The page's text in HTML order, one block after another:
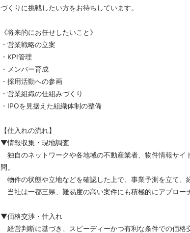
づくりに挑戦したい方をお待ちしています。
《将来的にお任せしたいこと》
・営業戦略の立案
・KPI管理
・メンバー育成
・採用活動への参画
・営業組織の仕組みづくり
・IPOを見据えた組織体制の整備
【仕入れの流れ】
▼情報収集・現地調査
独自のネットワークや各地域の不動産業者、物件情報サイ
問。
物件の状態や立地などを確認した上で、事業予測を立て、
当社は一都三県、難易度の高い案件にも積極的にアプロー
▼価格交渉・仕入れ
経営判断に基づき、スピーディーかつ有利な条件での価格